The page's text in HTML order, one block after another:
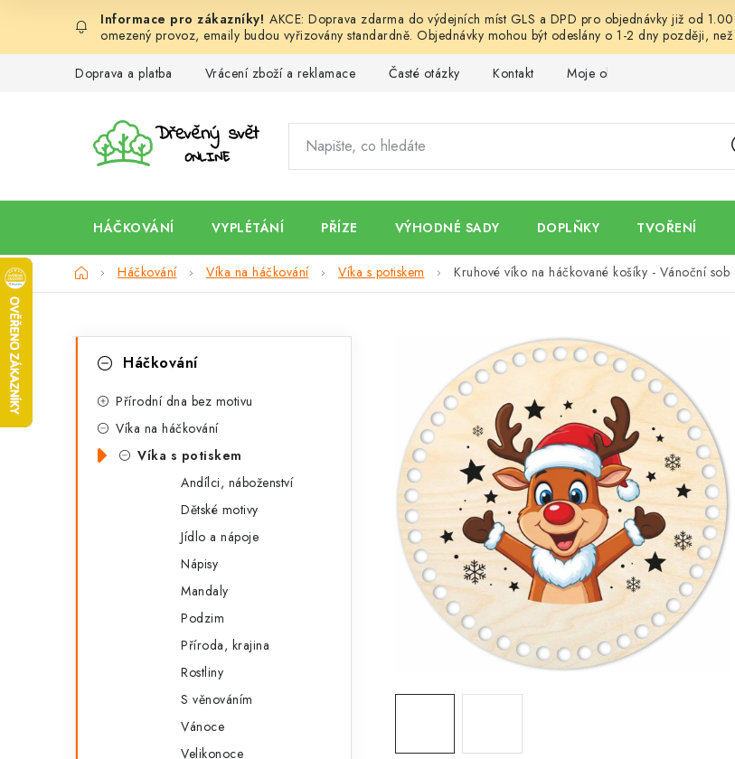
obsah
AKCE: Doprava zdarma do výdejních míst GLS a DPD pro objednávky již od
omezený provoz, emaily budou vyřizovány standardně. Objednávky mohou být odeslány o 1-2 dny později,
Doprava a platba Vrácení zboží a reklamace Časté otázky Kontakt Moje objednávka
HÁČKOVÁNÍ VYPLÉTÁNÍ PŘÍZE VÝHODNÉ SADY DOPLŇKY TVOŘENÍ
DomůHáčkování Víka na háčkování Víka s potiskem Kruhové víko na háčkované košíky - Vánoční sob
kategorieHáčkování
Přírodní dna bez motivu
Víka na háčkování
Víka s potiskem
Andílci, náboženství
Dětské motivy
Jídlo a nápoje
Nápisy
Mandaly
Podzim
Příroda, krajina
Rostliny
S věnováním
Vánoce
Velikonoce